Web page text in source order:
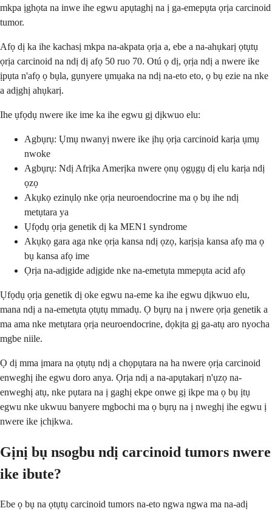
mkpa ịghọta na inwe ihe egwu apụtaghị na ị ga-emepụta ọrịa carcinoid
tumor.
Afọ dị ka ihe kachasị mkpa na-akpata ọrịa a, ebe a na-ahụkarị ọtụtụ
ọrịa carcinoid na ndị dị afọ 50 ruo 70. Otú ọ dị, ọrịa ndị a nwere ike
ịpụta n'afọ ọ bụla, gụnyere ụmụaka na ndị na-eto eto, ọ bụ ezie na nke
a adịghị ahụkarị.
Ihe ụfọdụ nwere ike ime ka ihe egwu gị dịkwuo elu:
Agbụrụ: Ụmụ nwanyị nwere ike ịhụ ọrịa carcinoid karịa ụmụ
nwoke
Agbụrụ: Ndị Afrịka Amerịka nwere ọnụ ọgụgụ dị elu karịa ndị
ọzọ
Akụkọ ezinụlọ nke ọrịa neuroendocrine ma ọ bụ ihe ndị
metụtara ya
Ụfọdụ ọrịa genetik dị ka MEN1 syndrome
Akụkọ gara aga nke ọrịa kansa ndị ọzọ, karịsịa kansa afọ ma ọ
bụ kansa afọ ime
Ọrịa na-adịgide adịgide nke na-emetụta mmepụta acid afọ
Ụfọdụ ọrịa genetik dị oke egwu na-eme ka ihe egwu dịkwuo elu,
mana ndị a na-emetụta ọtụtụ mmadụ. Ọ bụrụ na ị nwere ọrịa genetik a
ma ama nke metụtara ọrịa neuroendocrine, dọkịta gị ga-atụ aro nyocha
mgbe niile.
Ọ dị mma ịmara na ọtụtụ ndị a chọpụtara na ha nwere ọrịa carcinoid
enweghị ihe egwu doro anya. Ọrịa ndị a na-apụtakarị n'ụzọ na-
enweghị atụ, nke pụtara na ị gaghị ekpe onwe gị ikpe ma ọ bụ ịtụ
egwu nke ukwuu banyere mgbochi ma ọ bụrụ na ị nweghị ihe egwu ị
nwere ike ịchịkwa.
Gịnị bụ nsogbu ndị carcinoid tumors nwere
ike ibute?
Ebe ọ bụ na ọtụtụ carcinoid tumors na-eto ngwa ngwa ma na-adị